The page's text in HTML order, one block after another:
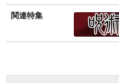
関連特集